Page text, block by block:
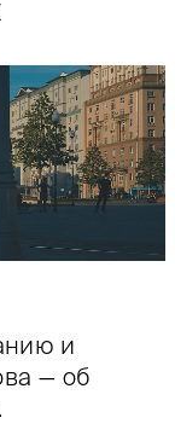
и
— об